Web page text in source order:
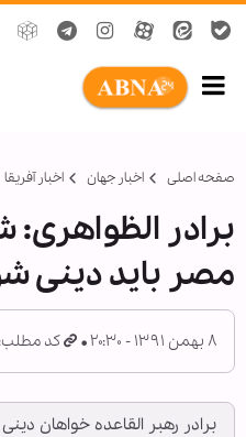
صفحه اصلی اخبار جهان اخبار آفریقا
برادر
مصر باید دینی
۸ بهمن ۱۳۹۱ - ۲۰:۳۰ کد مطلب: 385625
برادر رهبر القاعده خواهان